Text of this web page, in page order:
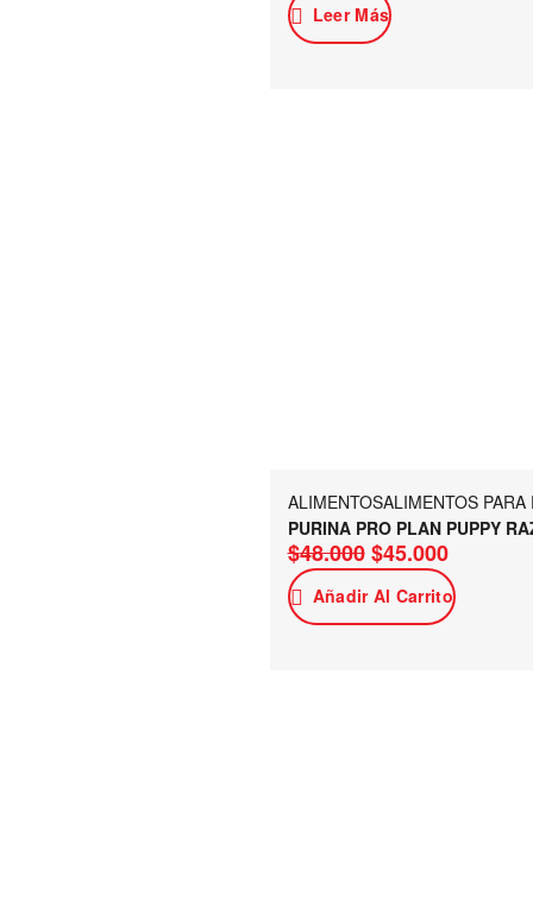
Leer Más
ALIMENTOSALIMENTOS PARA
PURINA PRO PLAN PUPPY
$48.000 $45.000
Añadir Al Carrito